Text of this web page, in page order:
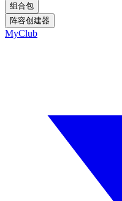
组合包
阵容创建器
MyClub